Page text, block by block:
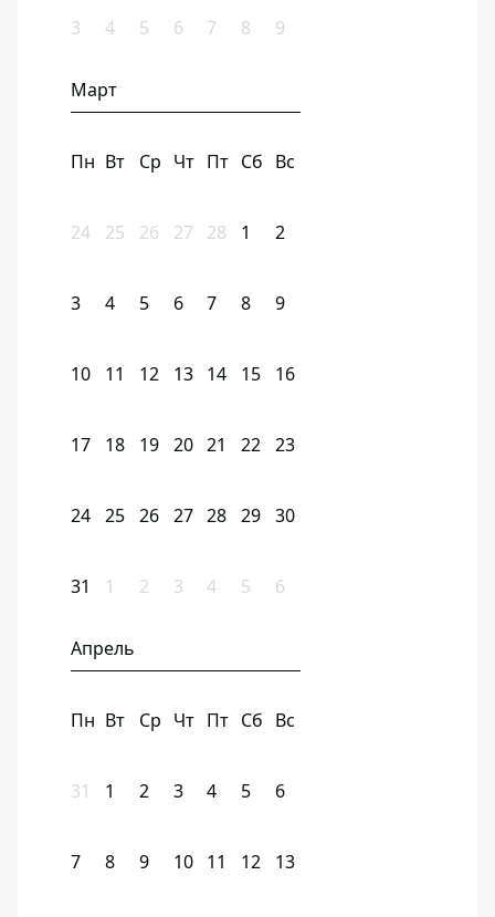
3 4 5 6 7 8 9
Март
Пн Вт Ср Чт Пт Сб Вс
24 25 26 27 28 1 2
3 4 5 6 7 8 9
10 11 12 13 14 15 16
17 18 19 20 21 22 23
24 25 26 27 28 29 30
31 1 2 3 4 5 6
Апрель
Пн Вт Ср Чт Пт Сб Вс
31 1 2 3 4 5 6
7 8 9 10 11 12 13